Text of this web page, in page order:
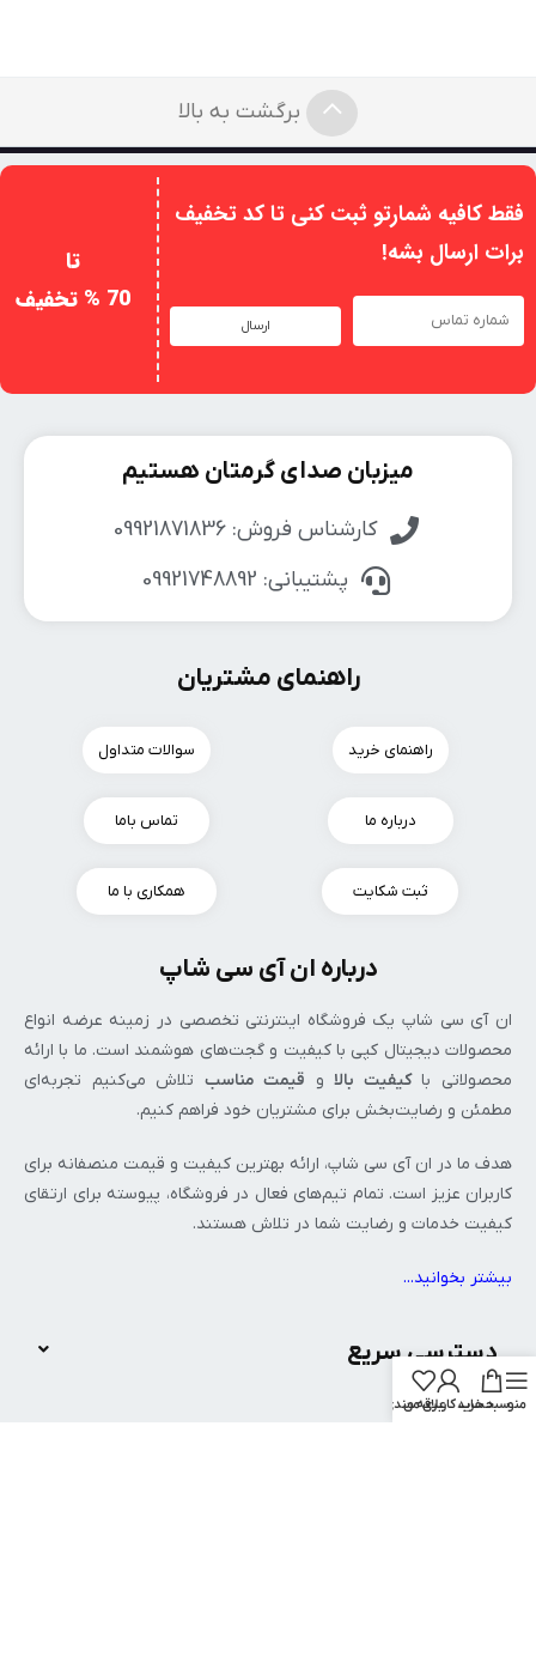
برگشت به بالا
فقط کافیه شمارتو ثبت کنی تا کد تخفیف
برات ارسال بشه!
ارسال
تا
70 % تخفیف
میزبان صدای گرمتان هستیم
کارشناس فروش: 09921871836
پشتیبانی: 09921748892
راهنمای مشتریان
راهنمای خرید سوالات متداول
درباره ما تماس باما
ثبت شکایت همکاری با ما
درباره ان آی سی شاپ
ان‌ آی‌ سی شاپ یک فروشگاه اینترنتی تخصصی در زمینه عرضه انواع
محصولات دیجیتال کپی با کیفیت و گجت‌های هوشمند است. ما با ارائه
محصولاتی باکیفیت بالاو قیمت مناسب تلاش می‌کنیم تجربه‌ای
مطمئن و رضایت‌بخش برای مشتریان خود فراهم کنیم.
هدف ما در ان‌ آی‌ سی شاپ، ارائه بهترین کیفیت و قیمت منصفانه برای
کاربران عزیز است. تمام تیم‌های فعال در فروشگاه، پیوسته برای ارتقای
کیفیت خدمات و رضایت شما در تلاش هستند.
بیشتر بخوانید...
دسترسی سریع
منوسبد خرید
حساب کاربری من
علاقه مندی